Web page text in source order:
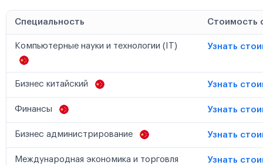
Специальность Стоимость
Компьютерные науки и технологии (IT) Узнать
Бизнес китайский Узнать
Финансы Узнать
Бизнес администрирование Узнать
Международная экономика и торговля Узнать